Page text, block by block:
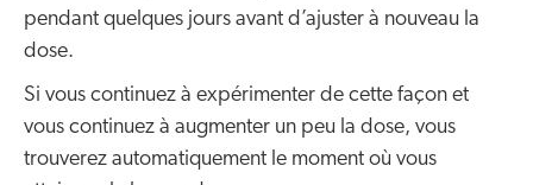
pendant quelques jours avant d’ajuster à nouveau la
dose.
Si vous continuez à expérimenter de cette façon et
vous continuez à augmenter un peu la dose, vous
trouverez automatiquement le moment où vous